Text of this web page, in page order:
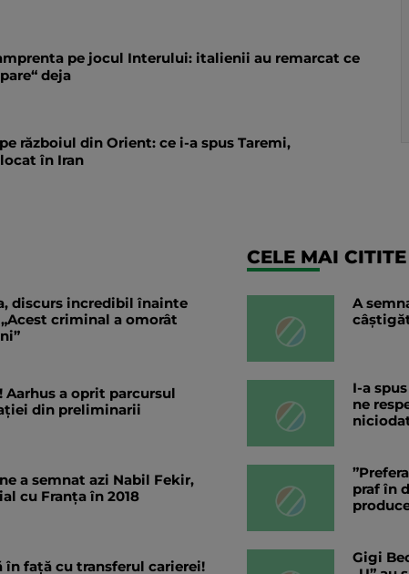
pe jocul Interului: italienii au remarcat ce
deja
războiul din Orient: ce i-a spus Taremi,
în Iran
discurs incredibil înainte
„Acest criminal a omorât
Aarhus a oprit parcursul
din preliminarii
a semnat azi Nabil Fekir,
cu Franța în 2018
în față cu transferul carierei!
CELE MAI CITITE
A
I-a
ne
praf în
Gigi